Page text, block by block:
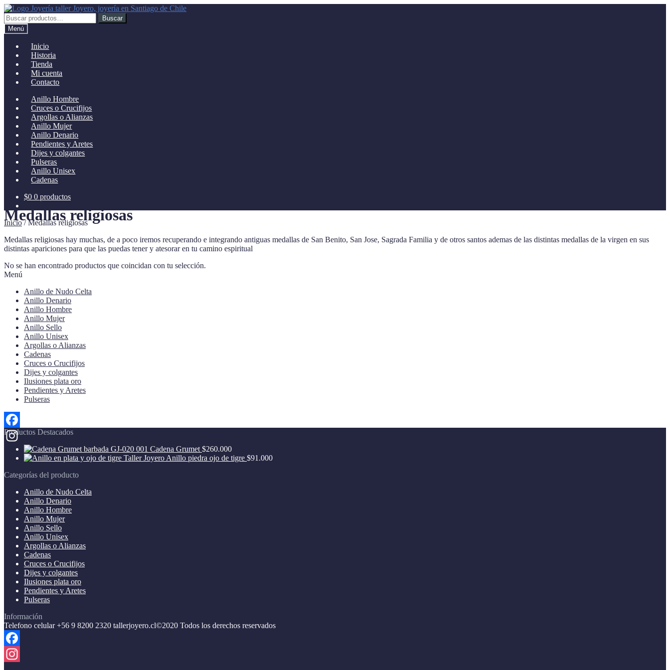
Ir
a
la
navegación
Ir
al
contenido
Buscar
por:
Buscar
Menú
Inicio
Historia
Tienda
Mi cuenta
Contacto
Anillo Hombre
Cruces o Crucifijos
Argollas o Alianzas
Anillo Mujer
Anillo Denario
Pendientes y Aretes
Dijes y colgantes
Pulseras
Anillo Unisex
Cadenas
$0 0 productos
Inicio/Medallas religiosas
Medallas religiosas
Medallas religiosas hay muchas, de a poco iremos recuperando e integrando antiguas medallas de San Benito, San Jose, Sagrada Familia y de otros santos ademas de las distintas medallas de la virgen en sus
distintas apariciones para que las puedas tener y atesorar en tu camino espiritual
No se han encontrado productos que coincidan con tu selección.
Menú
Anillo de Nudo Celta
Anillo Denario
Anillo Hombre
Anillo Mujer
Anillo Sello
Anillo Unisex
Argollas o Alianzas
Cadenas
Cruces o Crucifijos
Dijes y colgantes
Ilusiones plata oro
Pendientes y Aretes
Pulseras
Facebook
Instagram
Productos Destacados
Cadena Grumet $260.000
Anillo piedra ojo de tigre $91.000
Categorías del producto
Anillo de Nudo Celta
Anillo Denario
Anillo Hombre
Anillo Mujer
Anillo Sello
Anillo Unisex
Argollas o Alianzas
Cadenas
Cruces o Crucifijos
Dijes y colgantes
Ilusiones plata oro
Pendientes y Aretes
Pulseras
Información
Telefono celular +56 9 8200 2320 tallerjoyero.cl©2020 Todos los derechos reservados
Facebook